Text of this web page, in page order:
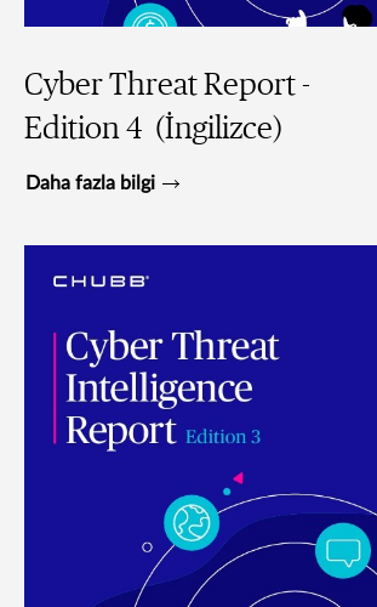
Cyber Threat Report -
Edition 4 (İngilizce)
Daha fazla bilgi